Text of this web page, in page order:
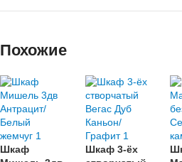
Похожие
Шкаф
Шкаф 3-ёх